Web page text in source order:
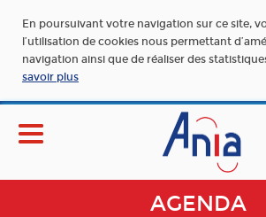
En poursuivant votre navigation sur ce site,
l’utilisation de cookies nous permettant
navigation ainsi que de réaliser des
savoir plus
AGENDA